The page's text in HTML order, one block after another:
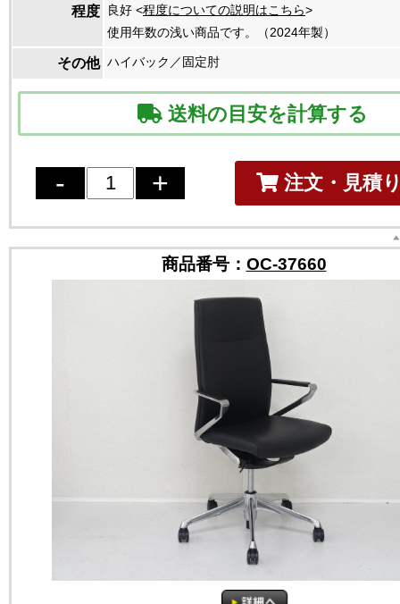
程度 良好 <程度についての説明はこちら>
使用年数の浅い商品です。（2024年製）
その他 ハイバック／固定肘
送料の目安を計算する
注文・見積
商品番号： OC-37660